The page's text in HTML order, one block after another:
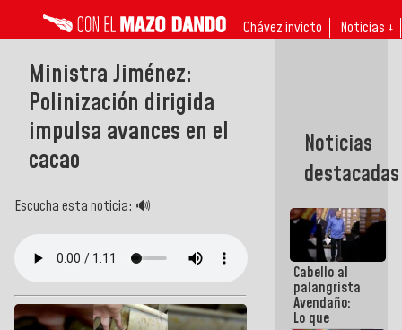
Chávez invicto Noticias ↓
Ministra Jiménez:
Polinización dirigida
impulsa avances en el
cacao
Escucha esta noticia: 🔊
Noticias
destacadas
Cabello al
palangrista
Avendaño:
Lo que